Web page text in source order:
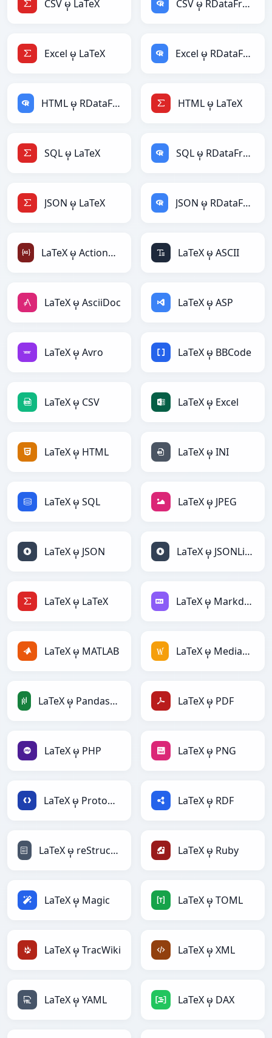
CSV မှ LaTeX CSV မှ RDataFrame
Excel မှ LaTeX Excel မှ RDataFrame
HTML မှ RDataFrame HTML မှ LaTeX
SQL မှ LaTeX SQL မှ RDataFrame
JSON မှ LaTeX JSON မှ RDataFrame
LaTeX မှ ActionScript LaTeX မှ ASCII
LaTeX မှ AsciiDoc LaTeX မှ ASP
LaTeX မှ Avro LaTeX မှ BBCode
LaTeX မှ CSV LaTeX မှ Excel
LaTeX မှ HTML LaTeX မှ INI
LaTeX မှ SQL LaTeX မှ JPEG
LaTeX မှ JSON LaTeX မှ JSONLines
LaTeX မှ LaTeX LaTeX မှ Markdown
LaTeX မှ MATLAB LaTeX မှ MediaWiki
LaTeX မှ PandasDataFrame LaTeX မှ PDF
LaTeX မှ PHP LaTeX မှ PNG
LaTeX မှ Protobuf LaTeX မှ RDF
LaTeX မှ reStructuredText LaTeX မှ Ruby
LaTeX မှ Magic LaTeX မှ TOML
LaTeX မှ TracWiki LaTeX မှ XML
LaTeX မှ YAML LaTeX မှ DAX